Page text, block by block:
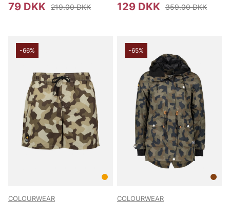
79 DKK 219.00 DKK 129 DKK 359.00 DKK
-66%
COLOURWEAR
-65%
COLOURWEAR